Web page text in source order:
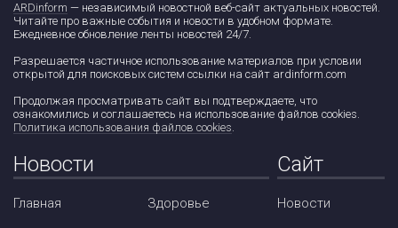
ARDinform — независимый новостной веб-сайт актуальных новостей.
Читайте про важные события и новости в удобном формате.
Ежедневное обновление ленты новостей 24/7.
Разрешается частичное использование материалов при условии
открытой для поисковых систем ссылки на сайт ardinform.com
Продолжая просматривать сайт вы подтверждаете, что
ознакомились и соглашаетесь на использование файлов cookies.
Политика использования файлов cookies.
Новости
Главная Здоровье
Сайт
Новости